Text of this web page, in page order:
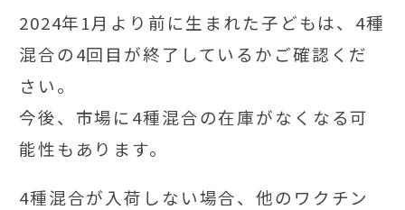
2024年1月より前に生まれた子どもは、4種
混合の4回目が終了しているかご確認くだ
さい。
今後、市場に4種混合の在庫がなくなる可
能性もあります。
4種混合が入荷しない場合、他のワクチン